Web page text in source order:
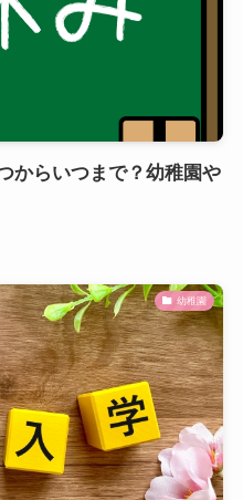
からいつまで？幼稚園や
幼稚園